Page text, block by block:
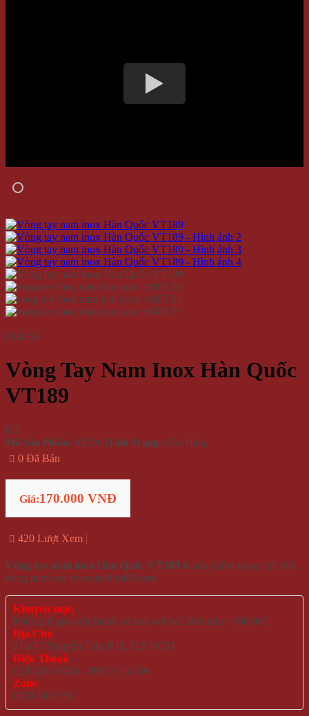
Chia Sẻ:
Vòng Tay Nam Inox Hàn Quốc
VT189
(0)
Mã Sản Phẩm: 42796 |Tình Trạng: Còn Hàng
0 Đã Bán
Giá:170.000 VNĐ
420 Lượt Xem
Vòng tay nam inox Hàn Quốc VT189 là sản phẩm trang sức thời
trang nam của winwinshop88.com
Khuyến mại:
Miễn phí giao nội thành và tỉnh với hoá đơn trên >500.000
Địa Chỉ:
714/17 Nguyễn Trãi, P.11, Q.5 HCM
Điện Thoại:
028 6261 0065 - 0935 616 536
Zalo:
0935 616 536